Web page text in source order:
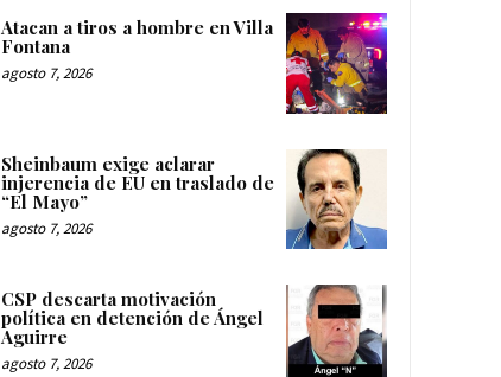
Atacan a tiros a hombre en Villa
Fontana
agosto 7, 2026
Sheinbaum exige aclarar
injerencia de EU en traslado de
“El Mayo”
agosto 7, 2026
CSP descarta motivación
política en detención de Ángel
Aguirre
agosto 7, 2026